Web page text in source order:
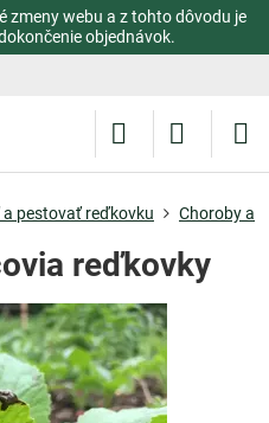
zmeny webu a z tohto dôvodu je
objednávok.
a pestovať reďkovku Choroby a
reďkovky